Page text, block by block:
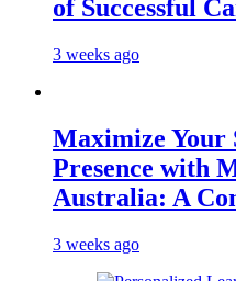
of Successful
3 weeks ago
Maximize Your
Presence with
Australia: A
3 weeks ago